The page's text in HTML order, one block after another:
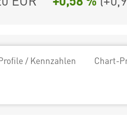
/ Kennzahlen Chart-